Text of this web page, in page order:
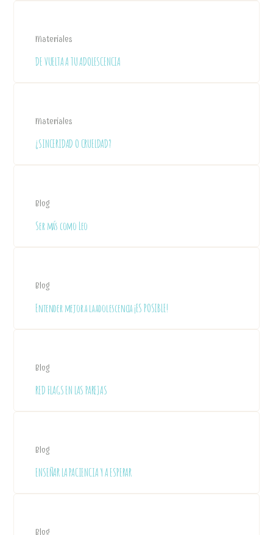
Materiales
DE VUELTA A TU ADOLESCENCIA
Materiales
¿SINCERIDAD O CRUELDAD?
Blog
Ser más como Leo
Blog
Entender mejor a la adolescencia ¡ES POSIBLE!
Blog
RED FLAGS EN LAS PAREJAS
Blog
ENSEÑAR LA PACIENCIA Y A ESPERAR
Blog